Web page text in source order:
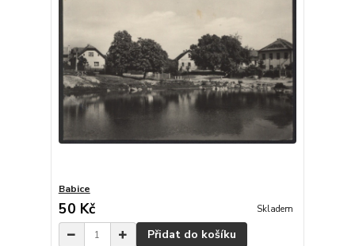
Babice
50 Kč Skladem
Přidat do košíku